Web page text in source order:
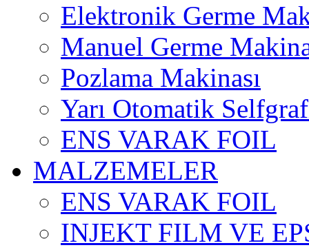
Elektronik Germe
Manuel Germe
Pozlama Makinası
Yarı Otomatik
ENS VARAK FOIL
MALZEMELER
ENS VARAK FOIL
INJEKT FILM VE